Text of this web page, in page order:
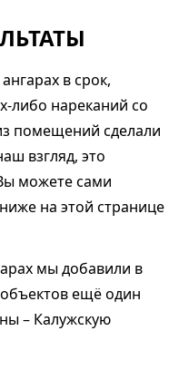
в срок,
либо нареканий со
помещений сделали
взгляд, это
можете сами
на этой странице
мы добавили в
ещё один
– Калужскую